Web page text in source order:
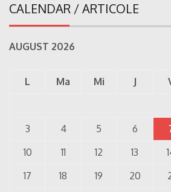
CALENDAR / ARTICOLE
AUGUST 2026
L Ma Mi J
3
4 5 6
10
11 12 13
17
18 19 20